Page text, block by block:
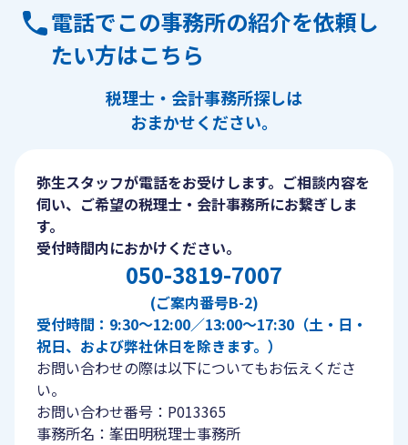
電話でこの事務所の紹介を依頼し
たい方はこちら
税理士・会計事務所探しは
おまかせください。
弥生スタッフが電話をお受けします。ご相談内容を
伺い、ご希望の税理士・会計事務所にお繋ぎしま
す。
受付時間内におかけください。
050-3819-7007
(ご案内番号B-2)
受付時間：9:30〜12:00／13:00〜17:30（土・日・
祝日、および弊社休日を除きます。）
お問い合わせの際は以下についてもお伝えくださ
い。
お問い合わせ番号：P013365
事務所名：峯田明税理士事務所